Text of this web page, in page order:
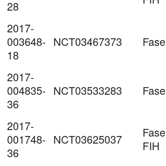
28
2017-
003648-
18
NCT03467373
2017-
004835-
36
NCT03533283
2017-
001748-
36
NCT03625037
FIH